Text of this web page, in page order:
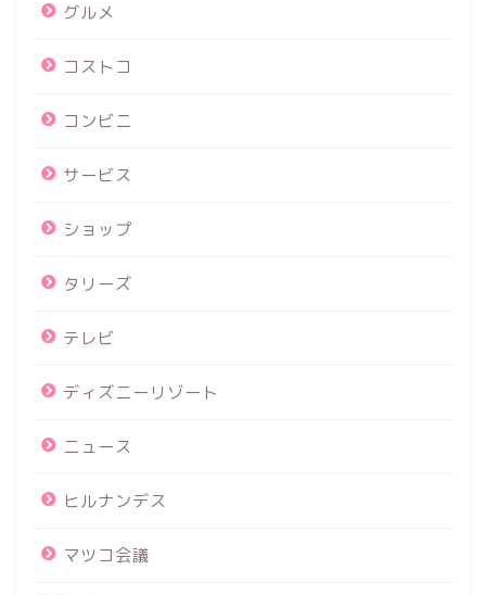
グルメ
コストコ
コンビニ
サービス
ショップ
タリーズ
テレビ
ディズニーリゾート
ニュース
ヒルナンデス
マツコ会議